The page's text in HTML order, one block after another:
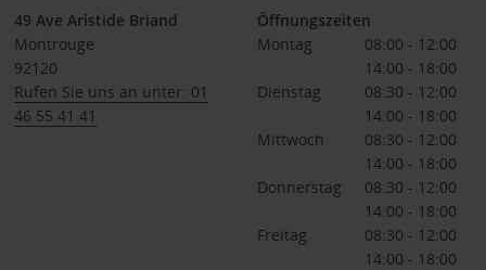
49 Ave Aristide Briand
Montrouge
92120
Rufen Sie uns an unter: 01
46 55 41 41
Öffnungszeiten
Montag
08:00 - 12:00
14:00 - 18:00
Dienstag
08:30 - 12:00
14:00 - 18:00
Mittwoch
08:30 - 12:00
14:00 - 18:00
Donnerstag
08:30 - 12:00
14:00 - 18:00
Freitag
08:30 - 12:00
14:00 - 18:00